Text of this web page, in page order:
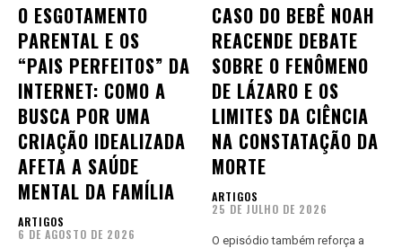
O ESGOTAMENTO
PARENTAL E OS
“PAIS PERFEITOS” DA
INTERNET: COMO A
BUSCA POR UMA
CRIAÇÃO IDEALIZADA
AFETA A SAÚDE
MENTAL DA FAMÍLIA
ARTIGOS
6 DE AGOSTO DE 2026
CASO DO BEBÊ NOAH
REACENDE DEBATE
SOBRE O FENÔMENO
DE LÁZARO E OS
LIMITES DA CIÊNCIA
NA CONSTATAÇÃO DA
MORTE
ARTIGOS
25 DE JULHO DE 2026
O episódio também reforça a